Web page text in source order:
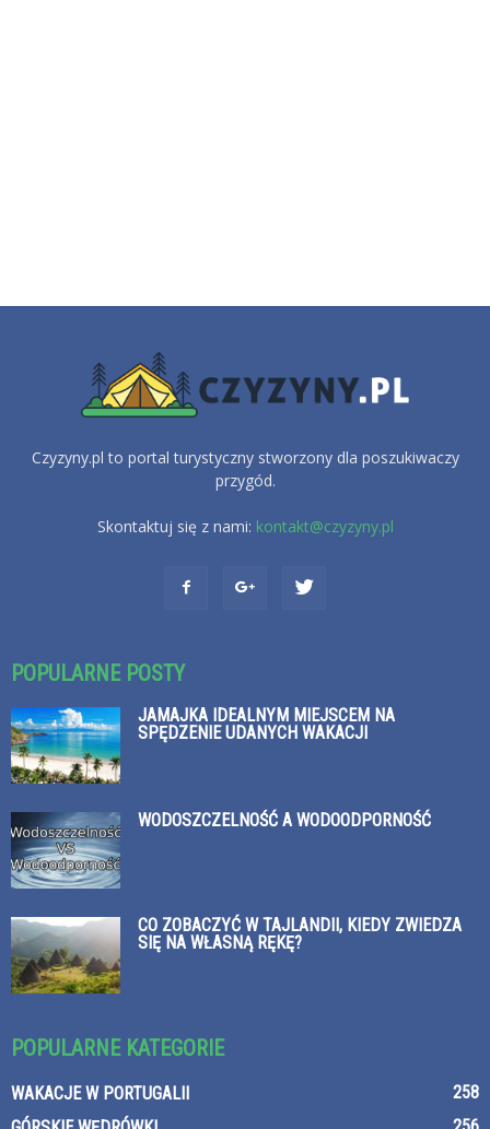
Czyzyny.pl to portal turystyczny stworzony dla poszukiwaczy
przygód.
Skontaktuj się z nami: kontakt@czyzyny.pl
POPULARNE POSTY
JAMAJKA IDEALNYM MIEJSCEM NA
SPĘDZENIE UDANYCH WAKACJI
WODOSZCZELNOŚĆ A WODOODPORNOŚĆ
CO ZOBACZYĆ W TAJLANDII, KIEDY ZWIEDZA
SIĘ NA WŁASNĄ RĘKĘ?
POPULARNE KATEGORIE
WAKACJE W PORTUGALII
258